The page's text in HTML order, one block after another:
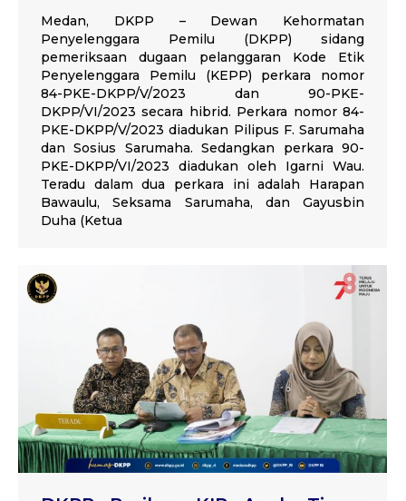
Medan, DKPP – Dewan Kehormatan
Penyelenggara Pemilu (DKPP) sidang
pemeriksaan dugaan pelanggaran Kode Etik
Penyelenggara Pemilu (KEPP) perkara nomor
84-PKE-DKPP/V/2023 dan 90-PKE-
DKPP/VI/2023 secara hibrid. Perkara nomor 84-
PKE-DKPP/V/2023 diadukan Pilipus F. Sarumaha
dan Sosius Sarumaha. Sedangkan perkara 90-
PKE-DKPP/VI/2023 diadukan oleh Igarni Wau.
Teradu dalam dua perkara ini adalah Harapan
Bawaulu, Seksama Sarumaha, dan Gayusbin
Duha (Ketua